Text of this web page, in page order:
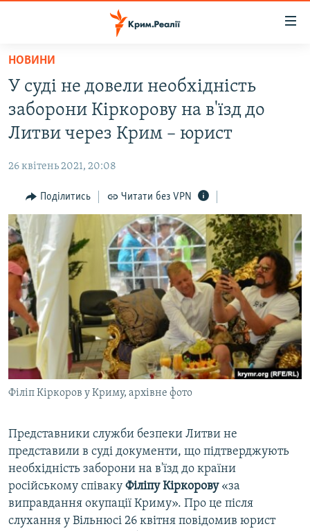
Перейти
основного
матеріалу
Перейти
до
основної
Перейти
до
пошуку
ВОДА.КРИМ
ВІДЕО ТА ФОТО
БЛОГИ
ПОГЛЯД
ІНТЕРВ'Ю
ВСЕ ЗА ДЕНЬ
СПЕЦПРОЕКТИ
ДЕПОРТАЦІЯ
ВІДЕОУРОКИ «ELIFBE»
СВІДЧЕННЯ ОКУПАЦІЇ
УКРАЇНСЬКА ПРОБЛЕМА КРИМУ
ІНФОГРАФІКА
ЯК ОБІЙТИ БЛОКУВАННЯ
Русский
Qırımtatar
ДОЛУЧАЙСЯ!
Усі сайти RFE/RL
НОВИНИ
У суді не довели необхідність
заборони Кіркорову на в'їзд до
Литви через Крим – юрист
26 квітень 2021, 20:08
Поділитись Читати без VPN
Філіп Кіркоров у Криму, архівне фото
Представники служби безпеки Литви не
представили в суді документи, що підтверджують
необхідність заборони на в'їзд до країни
російському співаку Філіпу Кіркорову«за
виправдання окупації Криму». Про це після
слухання у Вільнюсі 26 квітня повідомив юрист